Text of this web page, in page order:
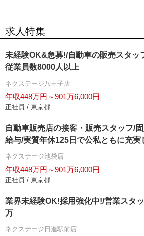
求人特集
未経験OK&急募!/自動車の販売スタッ
従業員数8000人以上
ネクステージ八王子店
年収448万円～901万6,000円
正社員 / 東京都
自動車販売店の接客・販売スタッフ/
給与/実質年休125日で公私ともに充実
ネクステージ池袋店
年収448万円～901万6,000円
正社員 / 東京都
業界未経験OK!採用強化中!/営業スタ
万
ネクステージ日進駅前店